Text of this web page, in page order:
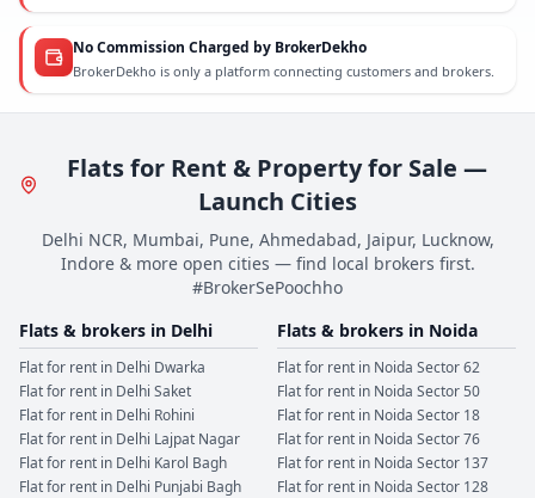
No Commission Charged by BrokerDekho
BrokerDekho is only a platform connecting customers and brokers.
Flats for Rent & Property for Sale —
Launch Cities
Delhi NCR, Mumbai, Pune, Ahmedabad, Jaipur, Lucknow,
Indore & more open cities — find local brokers first.
#BrokerSePoochho
Flats & brokers in Delhi
Flat for rent in Delhi Dwarka
Flat for rent in Delhi Saket
Flat for rent in Delhi Rohini
Flat for rent in Delhi Lajpat Nagar
Flat for rent in Delhi Karol Bagh
Flat for rent in Delhi Punjabi Bagh
Flats & brokers in Noida
Flat for rent in Noida Sector 62
Flat for rent in Noida Sector 50
Flat for rent in Noida Sector 18
Flat for rent in Noida Sector 76
Flat for rent in Noida Sector 137
Flat for rent in Noida Sector 128